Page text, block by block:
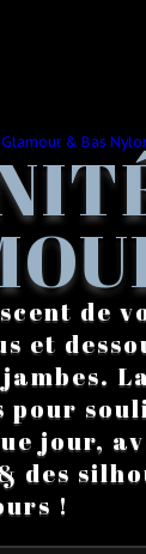
de
et
pour
jour,
des
!